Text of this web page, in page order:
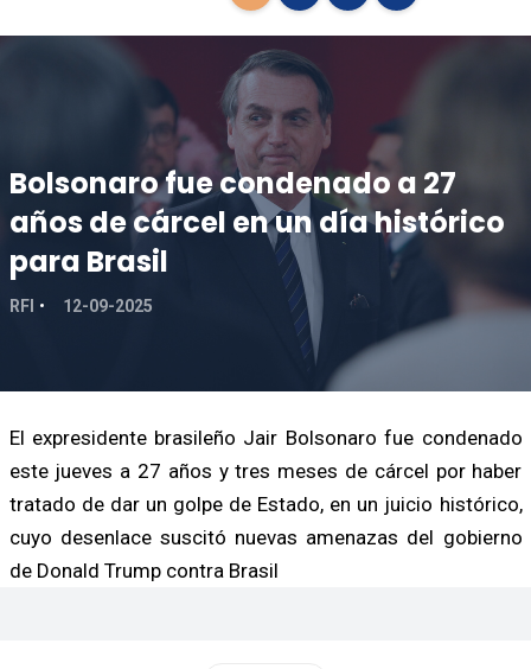
Bolsonaro fue condenado a 27
años de cárcel en un día histórico
para Brasil
RFI 12-09-2025
El expresidente brasileño Jair Bolsonaro fue condenado
este jueves a 27 años y tres meses de cárcel por haber
tratado de dar un golpe de Estado, en un juicio histórico,
cuyo desenlace suscitó nuevas amenazas del gobierno
de Donald Trump contra Brasil